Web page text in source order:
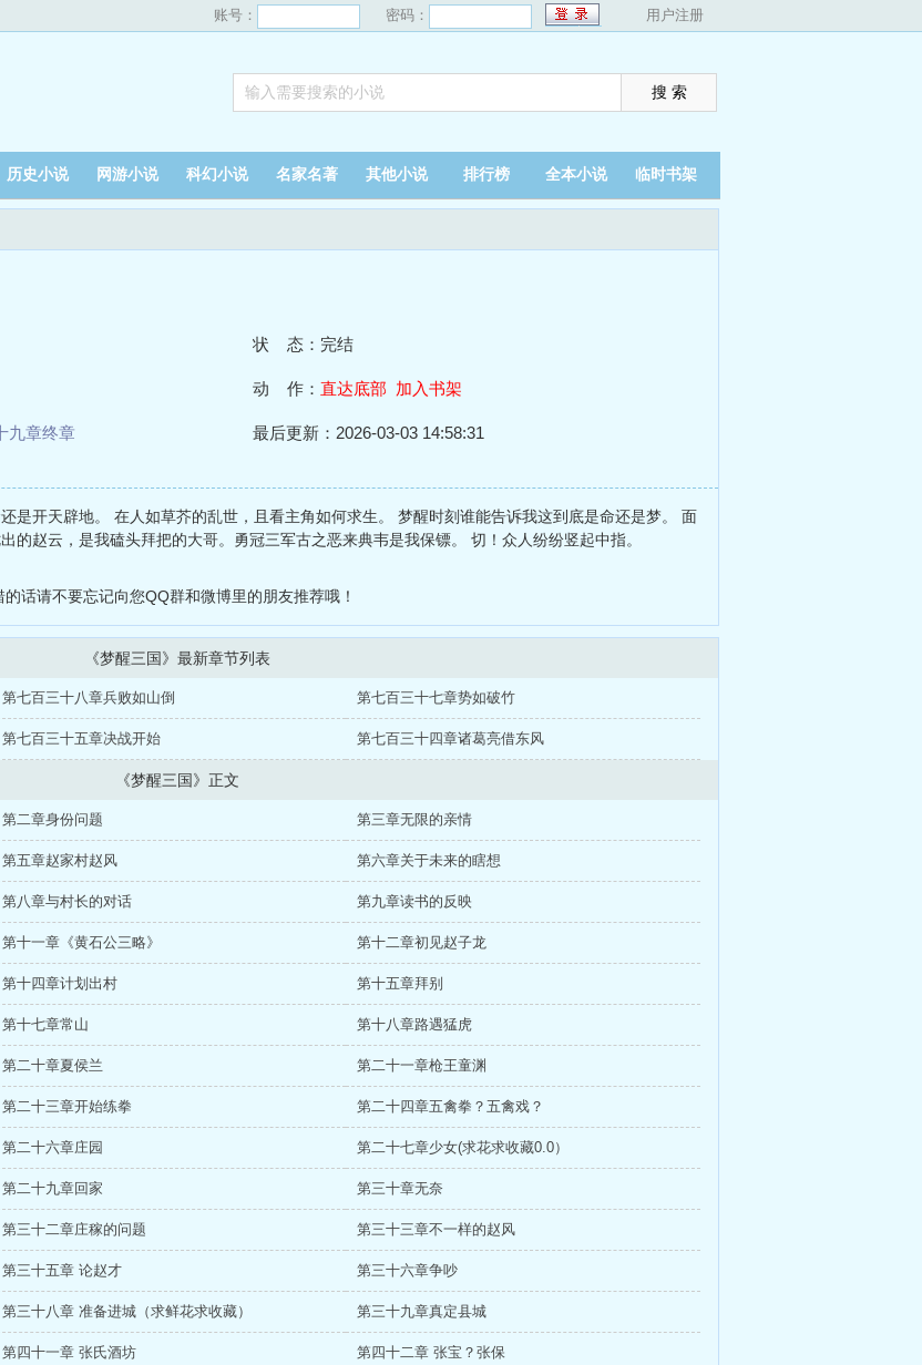
账号： 密码： 用户注册
历史小说 网游小说 科幻小说 名家名著 其他小说 排行榜 全本小说 临时书架
状 态：完结
动 作： 直达底部 加入书架
九章终章 最后更新：2026-03-03 14:58:31
是开天辟地。 在人如草芥的乱世，且看主角如何求生。 梦醒时刻谁能告诉我这到底是命还是梦。 面
的赵云，是我磕头拜把的大哥。勇冠三军古之恶来典韦是我保镖。 切！众人纷纷竖起中指。
话请不要忘记向您QQ群和微博里的朋友推荐哦！
《梦醒三国》最新章节列表
第七百三十八章兵败如山倒 第七百三十七章势如破竹
第七百三十五章决战开始 第七百三十四章诸葛亮借东风
《梦醒三国》正文
第二章身份问题 第三章无限的亲情
第五章赵家村赵风 第六章关于未来的瞎想
第八章与村长的对话 第九章读书的反映
第十一章《黄石公三略》 第十二章初见赵子龙
第十四章计划出村 第十五章拜别
第十七章常山 第十八章路遇猛虎
第二十章夏侯兰 第二十一章枪王童渊
第二十三章开始练拳 第二十四章五禽拳？五禽戏？
第二十六章庄园 第二十七章少女(求花求收藏0.0）
第二十九章回家 第三十章无奈
第三十二章庄稼的问题 第三十三章不一样的赵风
第三十五章 论赵才 第三十六章争吵
第三十八章 准备进城（求鲜花求收藏） 第三十九章真定县城
第四十一章 张氏酒坊 第四十二章 张宝？张保